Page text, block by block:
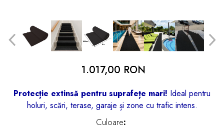
Produse îngrijire copii
Igiena copii
1.017,00 RON
Protecție extinsă pentru suprafețe mari! Ideal pentru
holuri, scări, terase, garaje și zone cu trafic intens.
Culoare: